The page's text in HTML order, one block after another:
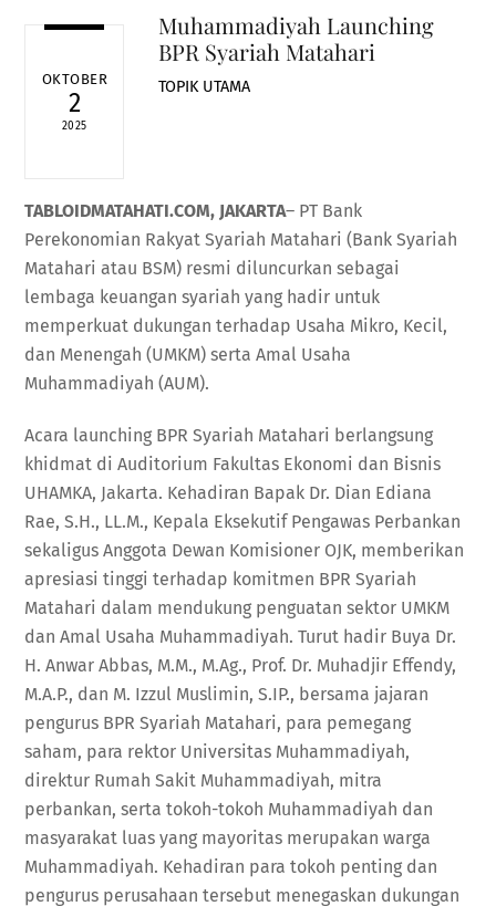
OKTOBER
2
2025
Muhammadiyah Launching
BPR Syariah Matahari
TOPIK UTAMA
TABLOIDMATAHATI.COM, JAKARTA– PT Bank
Perekonomian Rakyat Syariah Matahari (Bank Syariah
Matahari atau BSM) resmi diluncurkan sebagai
lembaga keuangan syariah yang hadir untuk
memperkuat dukungan terhadap Usaha Mikro, Kecil,
dan Menengah (UMKM) serta Amal Usaha
Muhammadiyah (AUM).
Acara launching BPR Syariah Matahari berlangsung
khidmat di Auditorium Fakultas Ekonomi dan Bisnis
UHAMKA, Jakarta. Kehadiran Bapak Dr. Dian Ediana
Rae, S.H., LL.M., Kepala Eksekutif Pengawas Perbankan
sekaligus Anggota Dewan Komisioner OJK, memberikan
apresiasi tinggi terhadap komitmen BPR Syariah
Matahari dalam mendukung penguatan sektor UMKM
dan Amal Usaha Muhammadiyah. Turut hadir Buya Dr.
H. Anwar Abbas, M.M., M.Ag., Prof. Dr. Muhadjir Effendy,
M.A.P., dan M. Izzul Muslimin, S.IP., bersama jajaran
pengurus BPR Syariah Matahari, para pemegang
saham, para rektor Universitas Muhammadiyah,
direktur Rumah Sakit Muhammadiyah, mitra
perbankan, serta tokoh-tokoh Muhammadiyah dan
masyarakat luas yang mayoritas merupakan warga
Muhammadiyah. Kehadiran para tokoh penting dan
pengurus perusahaan tersebut menegaskan dukungan